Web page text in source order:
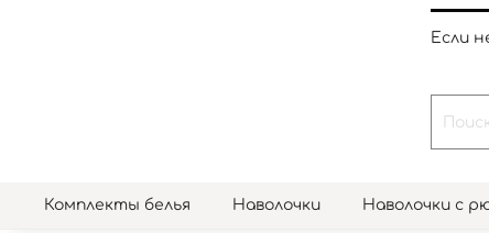
Если
Комплекты белья Наволочки Наволочки с